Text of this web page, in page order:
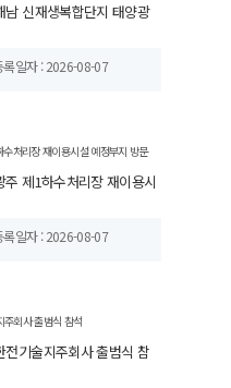
신재생복합단지 태양광
록일자 : 2026-08-07
제1하수처리장 재이용시
록일자 : 2026-08-07
기술지주회사 출범식 참